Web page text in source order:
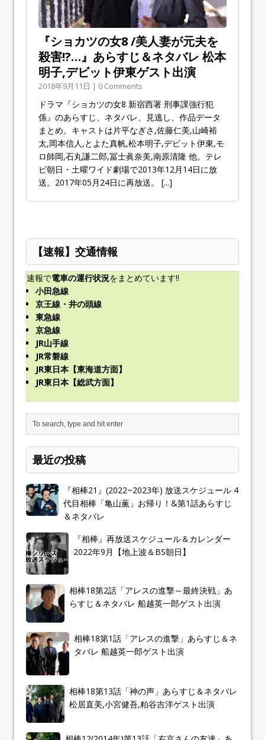
『ショカツの女8 /美人妻が元夫を
殺害!?…』あらすじ＆ネタバレ 松本
明子,デビット伊東ゲスト出演
2018年9月11日 | 0 Comments
ドラマ『ショカツの女8 新宿西署 刑事課強行犯
係』のあらすじ、ネタバレ、見逃し、作品データ
まとめ。キャストは片平なぎさ,佐藤仁美,山崎裕
太,岡本信人,とよた真帆,松本明子,デビット伊東,モ
ロ師岡,石丸謙二郎,冨士眞奈美,南原清隆 他。テレ
ビ朝日・土曜ワイド劇場で2013年12月14日に放
送。2017年05月24日に再放送。 [...]
【速報】交通情報
速報で電車の運行状況をまとめています!!
小田急線
京王線・井の頭線
東急線
京急線
JR山手線
JR常磐線
JR東日本【東海道方面】
JR東日本【総武方面】
最近の投稿
『相棒21』(2022~2023年) 放送スケジュール 4
代目相棒「亀山薫」お帰り！&第1話あらすじ
＆ネタバレ
『相棒』再放送スケジュール＆カレンダー
2022年9月【地上波＆BS朝日】
相棒18第2話「アレスの進撃～最終決戦」あ
らすじ＆ネタバレ 船越英一郎ゲスト出演
相棒18第1話「アレスの進撃」あらすじ＆ネ
タバレ 船越英一郎ゲスト出演
相棒18第13話「神の声」あらすじ＆ネタバレ
松居直美,小宮健吾,粕谷吉洋ゲスト出演